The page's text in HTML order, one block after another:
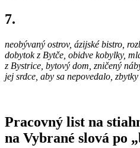
7.
neobývaný ostrov, ázijské bistro,
dobytok z Bytče, obidve kobylky,
z Bystrice, bytový dom, zničený
jej srdce, aby sa nepovedalo,
Pracovný list na
na Vybrané slová po